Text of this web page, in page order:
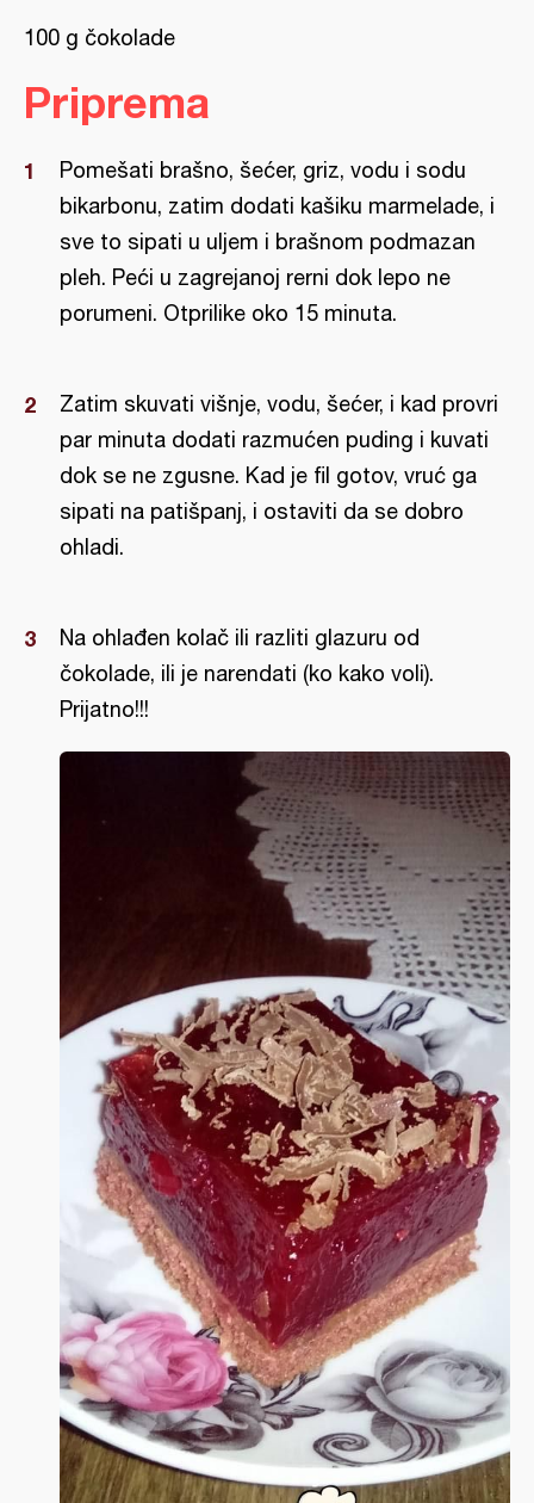
100 g čokolade
Priprema
Pomešati brašno, šećer, griz, vodu i sodu
bikarbonu, zatim dodati kašiku marmelade, i
sve to sipati u uljem i brašnom podmazan
pleh. Peći u zagrejanoj rerni dok lepo ne
porumeni. Otprilike oko 15 minuta.
Zatim skuvati višnje, vodu, šećer, i kad provri
par minuta dodati razmućen puding i kuvati
dok se ne zgusne. Kad je fil gotov, vruć ga
sipati na patišpanj, i ostaviti da se dobro
ohladi.
Na ohlađen kolač ili razliti glazuru od
čokolade, ili je narendati (ko kako voli).
Prijatno!!!